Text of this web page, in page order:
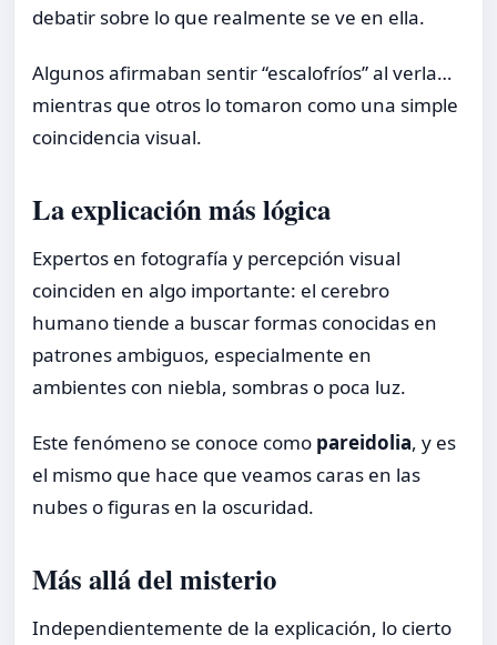
debatir sobre lo que realmente se ve en ella.
Algunos afirmaban sentir “escalofríos” al verla…
mientras que otros lo tomaron como una simple
coincidencia visual.
La explicación más lógica
Expertos en fotografía y percepción visual
coinciden en algo importante: el cerebro
humano tiende a buscar formas conocidas en
patrones ambiguos, especialmente en
ambientes con niebla, sombras o poca luz.
Este fenómeno se conoce como pareidolia, y es
el mismo que hace que veamos caras en las
nubes o figuras en la oscuridad.
Más allá del misterio
Independientemente de la explicación, lo cierto